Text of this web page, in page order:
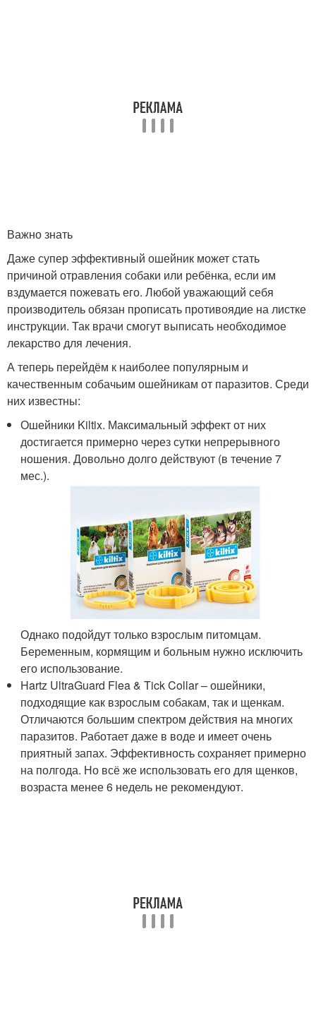
Важно знать
Даже супер эффективный ошейник может стать
причиной отравления собаки или ребёнка, если им
вздумается пожевать его. Любой уважающий себя
производитель обязан прописать противоядие на листке
инструкции. Так врачи смогут выписать необходимое
лекарство для лечения.
А теперь перейдём к наиболее популярным и
качественным собачьим ошейникам от паразитов. Среди
них известны:
Ошейники Kiltix. Максимальный эффект от них
достигается примерно через сутки непрерывного
ношения. Довольно долго действуют (в течение 7
мес.).
Однако подойдут только взрослым питомцам.
Беременным, кормящим и больным нужно исключить
его использование.
Hartz UltraGuard Flea & Tick Collar – ошейники,
подходящие как взрослым собакам, так и щенкам.
Отличаются большим спектром действия на многих
паразитов. Работает даже в воде и имеет очень
приятный запах. Эффективность сохраняет примерно
на полгода. Но всё же использовать его для щенков,
возраста менее 6 недель не рекомендуют.